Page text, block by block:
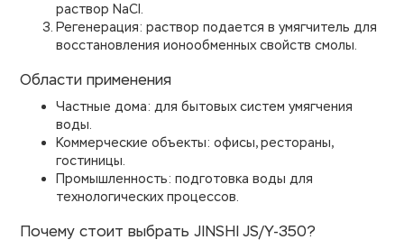
раствор NaCl.
Регенерация: раствор подается в умягчитель для
восстановления ионообменных свойств смолы.
Области применения
Частные дома: для бытовых систем умягчения
воды.
Коммерческие объекты: офисы, рестораны,
гостиницы.
Промышленность: подготовка воды для
технологических процессов.
Почему стоит выбрать JINSHI JS/Y-350?